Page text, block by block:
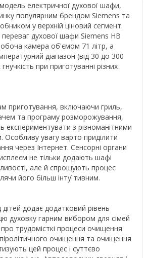
електричної духової шафи,
популярним брендом Siemens та
у верхній ціновий сегмент.
духової шафи Siemens HB
камера об'ємом 71 літр, а
діапазон (від 30 до 300
при приготуванні різних
приготування, включаючи гриль,
та програму розморожування,
експериментувати з різноманітними
Особливу увагу варто приділити
через Інтернет. Сенсорні органи
не тільки додають шафі
але й спрощують процес
його більш інтуїтивним.
дітей додає додатковий рівень
духовку гарним вибором для сімей
трудомісткі процеси очищення
очищення та очищення
цей процес і суттєво